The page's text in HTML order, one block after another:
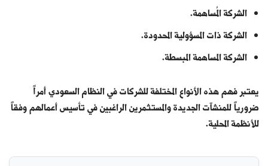
الشركة المُساهمة.
الشركة ذات المسؤولية المحدودة.
الشركة المساهمة المبسطة.
يعتبر فهم هذه الأنواع المختلفة للشركات في النظام السعودي أمراً
ضرورياً للمنشآت الجديدة والمستثمرين الراغبين في تأسيس أعمالهم وفقاً
للأنظمة المحلية.